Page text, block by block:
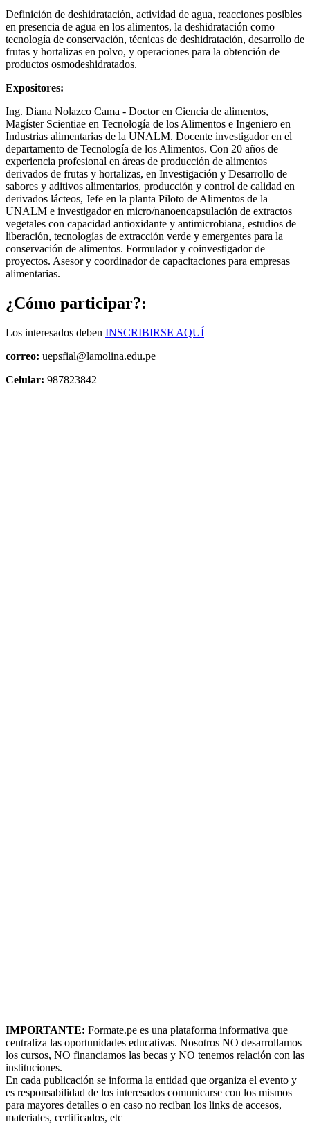
Definición de deshidratación, actividad de agua, reacciones posibles
en presencia de agua en los alimentos, la deshidratación como
tecnología de conservación, técnicas de deshidratación, desarrollo de
frutas y hortalizas en polvo, y operaciones para la obtención de
productos osmodeshidratados.
Expositores:
Ing. Diana Nolazco Cama - Doctor en Ciencia de alimentos,
Magíster Scientiae en Tecnología de los Alimentos e Ingeniero en
Industrias alimentarias de la UNALM. Docente investigador en el
departamento de Tecnología de los Alimentos. Con 20 años de
experiencia profesional en áreas de producción de alimentos
derivados de frutas y hortalizas, en Investigación y Desarrollo de
sabores y aditivos alimentarios, producción y control de calidad en
derivados lácteos, Jefe en la planta Piloto de Alimentos de la
UNALM e investigador en micro/nanoencapsulación de extractos
vegetales con capacidad antioxidante y antimicrobiana, estudios de
liberación, tecnologías de extracción verde y emergentes para la
conservación de alimentos. Formulador y coinvestigador de
proyectos. Asesor y coordinador de capacitaciones para empresas
alimentarias.
¿Cómo participar?:
Los interesados deben INSCRIBIRSE AQUÍ
correo: uepsfial@lamolina.edu.pe
Celular: 987823842
IMPORTANTE: Formate.pe es una plataforma informativa que
centraliza las oportunidades educativas. Nosotros NO desarrollamos
los cursos, NO financiamos las becas y NO tenemos relación con las
instituciones.
En cada publicación se informa la entidad que organiza el evento y
es responsabilidad de los interesados comunicarse con los mismos
para mayores detalles o en caso no reciban los links de accesos,
materiales, certificados, etc